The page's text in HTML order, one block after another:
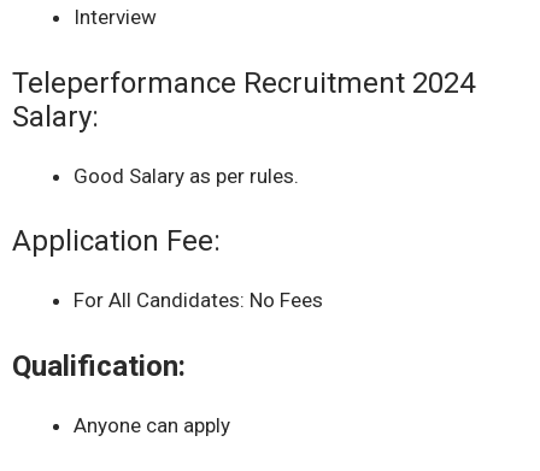
Interview
Teleperformance Recruitment 2024
Salary:
Good Salary as per rules.
Application Fee:
For All Candidates: No Fees
Qualification:
Anyone can apply